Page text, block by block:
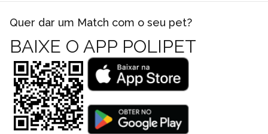
Quer dar um Match com o seu pet?
BAIXE O APP POLIPET